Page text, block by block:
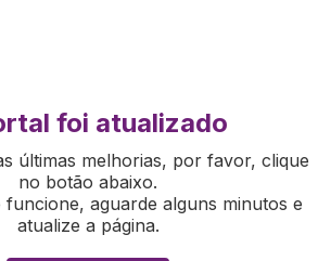
foi atualizado
últimas melhorias, por favor, clique
no botão abaixo.
funcione, aguarde alguns minutos e
atualize a página.